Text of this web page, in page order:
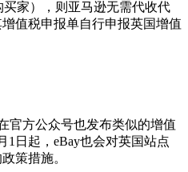
家），则亚马逊无需代收代
值税申报单自行申报英国增值
官方公众号也发布类似的增值
1日起，eBay也会对英国站点
策措施。